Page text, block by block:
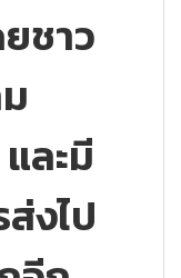
ชาว
ละมี
งไป